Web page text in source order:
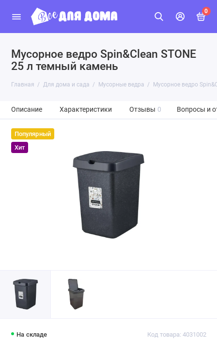
0
Мусорное ведро Spin&Clean STONE
25 л темный камень
Главная Для дома и сада Мусорные ведра Мусорное ведро
Описание Характеристики Отзывы 0 Вопросы и
Популярный
Хит
На складе Код товара: 4031002